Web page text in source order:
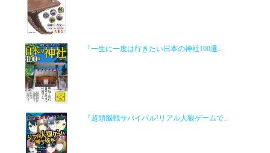
『一生に一度は行きたい日本の神社100選...
『超頭脳戦サバイバル!リアル人狼ゲームで...